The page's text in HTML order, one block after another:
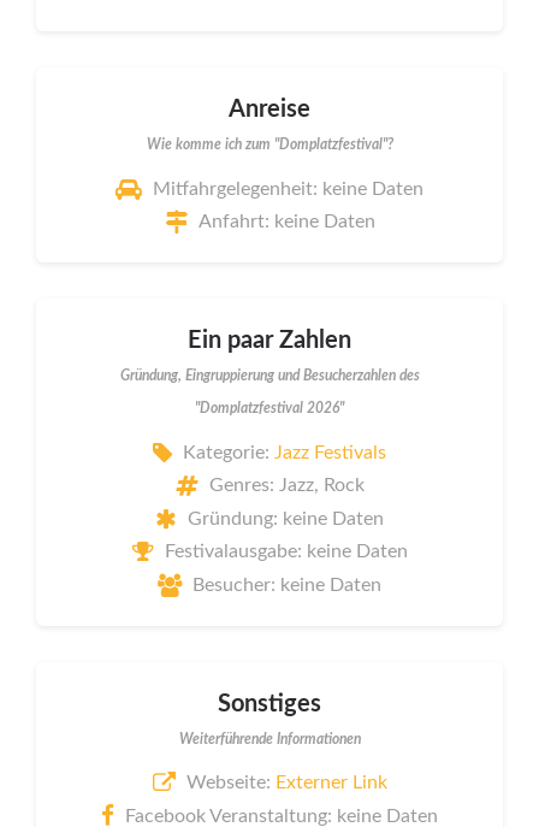
Anreise
Wie komme ich zum "Domplatzfestival"?
Mitfahrgelegenheit: keine Daten
Anfahrt: keine Daten
Ein paar Zahlen
Gründung, Eingruppierung und Besucherzahlen des
"Domplatzfestival 2026"
Kategorie: Jazz Festivals
Genres: Jazz, Rock
Gründung: keine Daten
Festivalausgabe: keine Daten
Besucher: keine Daten
Sonstiges
Weiterführende Informationen
Webseite: Externer Link
Facebook Veranstaltung: keine Daten